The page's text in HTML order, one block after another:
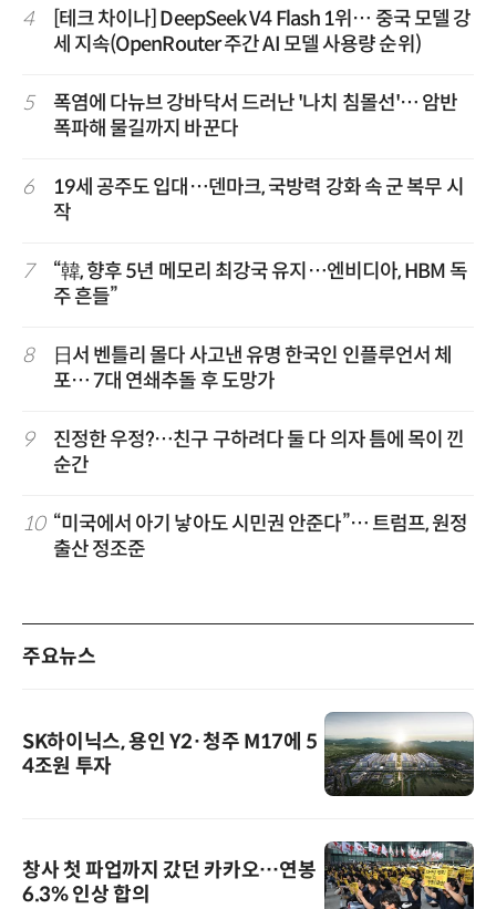
4
[테크 차이나] DeepSeek V4 Flash 1위… 중국 모델 강
세 지속(OpenRouter 주간 AI 모델 사용량 순위)
5
폭염에 다뉴브 강바닥서 드러난 '나치 침몰선'… 암반
폭파해 물길까지 바꾼다
6
19세 공주도 입대…덴마크, 국방력 강화 속 군 복무 시
작
7
“韓, 향후 5년 메모리 최강국 유지…엔비디아, HBM 독
주 흔들”
8
日서 벤틀리 몰다 사고낸 유명 한국인 인플루언서 체
포… 7대 연쇄추돌 후 도망가
9
진정한 우정?…친구 구하려다 둘 다 의자 틈에 목이 낀
순간
10 “미국에서 아기 낳아도 시민권 안준다”… 트럼프, 원정
출산 정조준
주요뉴스
SK하이닉스, 용인 Y2·청주 M17에 5
4조원 투자
창사 첫 파업까지 갔던 카카오…연봉
6.3% 인상 합의